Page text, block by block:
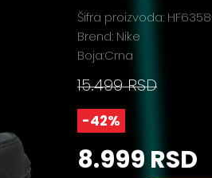
Šifra proizvoda:
Brend: Nike
Boja:Crna
15.499 RSD
-42%
8.999 RSD